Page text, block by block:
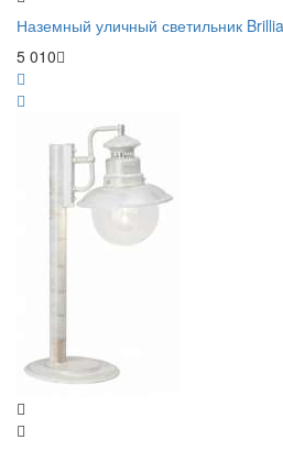
Наземный уличный светильник
5 010